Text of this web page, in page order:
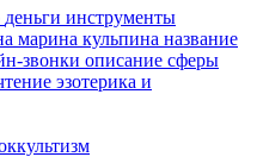
деньги инструменты
марина кульпина название
звонки описание сферы
эзотерика и